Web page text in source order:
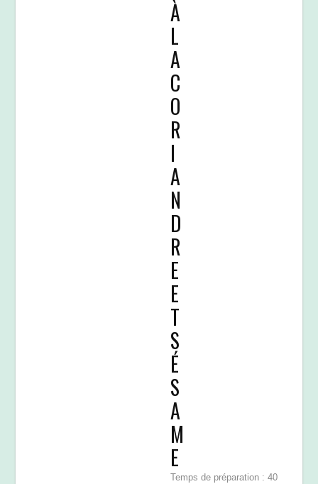
À
L
A
C
O
R
I
A
N
D
R
E
E
T
S
É
S
A
M
E
Temps de préparation : 40